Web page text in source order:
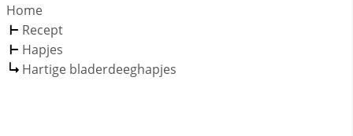
Home
Recept
Hapjes
Hartige bladerdeeghapjes